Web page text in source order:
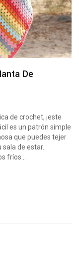
De
de crochet, ¡este
es un patrón simple
que puedes tejer
de estar.
fríos...